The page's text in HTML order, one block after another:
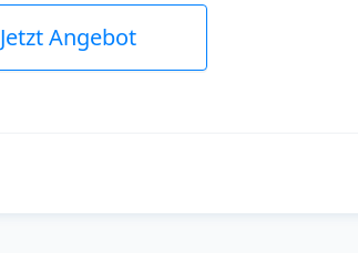
Jetzt Angebot